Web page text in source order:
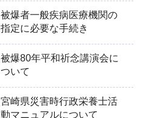
被爆者一般疾病医療機関の
指定に必要な手続き
被爆80年平和祈念講演会に
ついて
宮崎県災害時行政栄養士活
動マニュアルについて